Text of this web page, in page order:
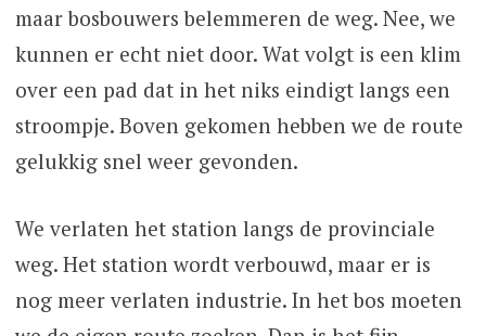
maar bosbouwers belemmeren de weg. Nee, we
kunnen er echt niet door. Wat volgt is een klim
over een pad dat in het niks eindigt langs een
stroompje. Boven gekomen hebben we de route
gelukkig snel weer gevonden.
We verlaten het station langs de provinciale
weg. Het station wordt verbouwd, maar er is
nog meer verlaten industrie. In het bos moeten